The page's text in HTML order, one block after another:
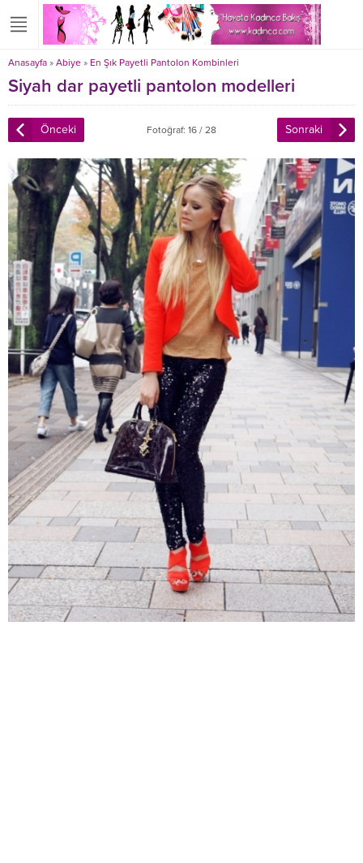
Anasayfa » Abiye » En Şık Payetli Pantolon Kombinleri
Siyah dar payetli pantolon modelleri
Önceki Fotoğraf: 16 / 28 Sonraki